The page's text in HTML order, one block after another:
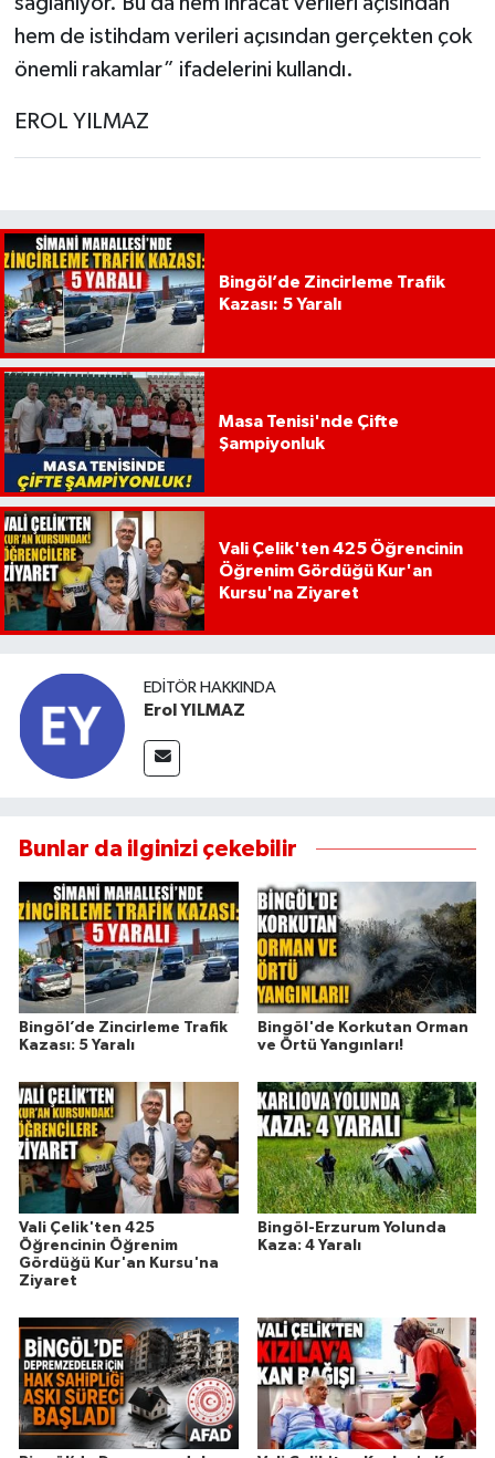
hem de istihdam verileri açısından gerçekten çok
önemli rakamlar” ifadelerini kullandı.
EROL YILMAZ
Bingöl’de Zincirleme Trafik
Kazası: 5 Yaralı
Masa Tenisi'nde Çifte
Şampiyonluk
Vali Çelik'ten 425 Öğrencinin
Öğrenim Gördüğü Kur'an
Kursu'na Ziyaret
EDITÖR HAKKINDA
Erol YILMAZ
Bunlar da ilginizi çekebilir
Bingöl’de Zincirleme Trafik
Kazası: 5 Yaralı
Bingöl'de Korkutan Orman
ve Örtü Yangınları!
Vali Çelik'ten 425
Öğrencinin Öğrenim
Gördüğü Kur'an Kursu'na
Ziyaret
Bingöl-Erzurum Yolunda
Kaza: 4 Yaralı